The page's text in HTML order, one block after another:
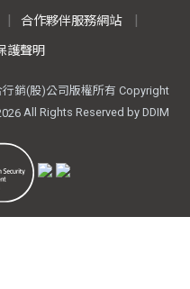
合作夥伴服務網站
護聲明
銷(股)公司版權所有 Copyright
All Rights Reserved by DDIM